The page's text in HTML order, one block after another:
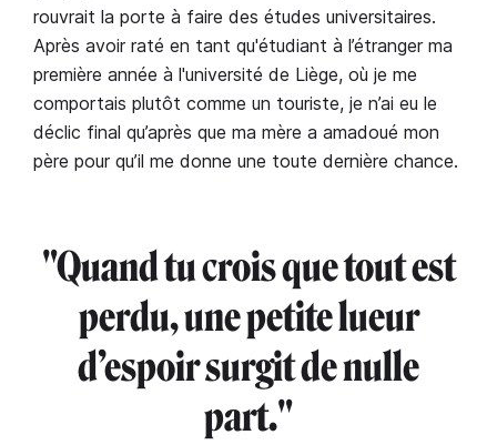
rouvrait la porte à faire des études universitaires.
Après avoir raté en tant qu'étudiant à l’étranger ma
première année à l'université de Liège, où je me
comportais plutôt comme un touriste, je n’ai eu le
déclic final qu’après que ma mère a amadoué mon
père pour qu’il me donne une toute dernière chance.
"Quand tu crois que tout est
perdu, une petite lueur
d’espoir surgit de nulle
part."